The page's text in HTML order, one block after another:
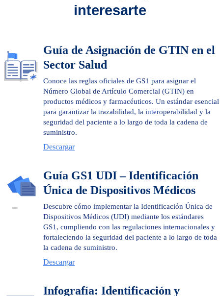
interesarte
Guía de Asignación de GTIN en el
Sector Salud
Conoce las reglas oficiales de GS1 para asignar el
Número Global de Artículo Comercial (GTIN) en
productos médicos y farmacéuticos. Un estándar esencial
para garantizar la trazabilidad, la interoperabilidad y la
seguridad del paciente a lo largo de toda la cadena de
suministro.
Descargar
Guía GS1 UDI – Identificación
Única de Dispositivos Médicos
Descubre cómo implementar la Identificación Única de
Dispositivos Médicos (UDI) mediante los estándares
GS1, cumpliendo con las regulaciones internacionales y
fortaleciendo la seguridad del paciente a lo largo de toda
la cadena de suministro.
Descargar
Infografía: Identificación y